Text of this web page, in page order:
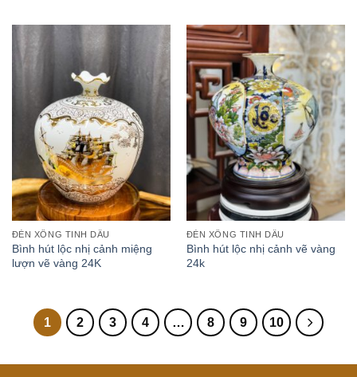
ĐÈN XÔNG TINH DẦU
Bình hút lộc nhị cảnh miệng
lượn vẽ vàng 24K
ĐÈN XÔNG TINH DẦU
Bình hút lộc nhị cảnh vẽ vàng
24k
1 2 3 4 … 8 9 10